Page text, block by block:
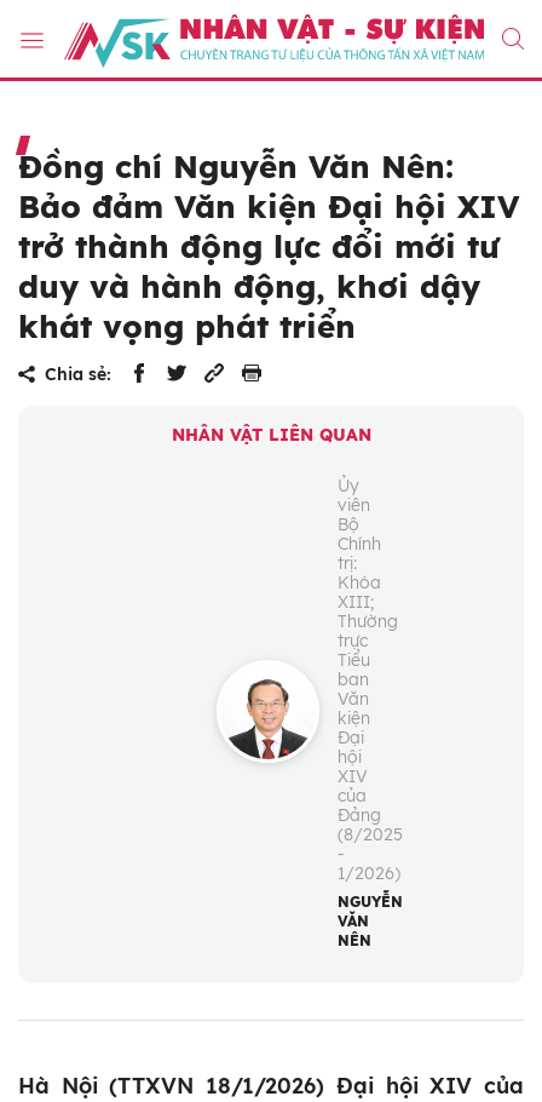
Đồng chí Nguyễn Văn Nên:
Bảo đảm Văn kiện Đại hội XIV
trở thành động lực đổi mới tư
duy và hành động, khơi dậy
khát vọng phát triển
Chia sẻ:
NHÂN VẬT LIÊN QUAN
Ủy
viên
Bộ
Chính
trị:
Khóa
XIII;
Thường
trực
Tiểu
ban
Văn
kiện
Đại
hội
XIV
của
Đảng
(8/2025
-
1/2026)
NGUYỄN
VĂN
NÊN
Hà Nội (TTXVN 18/1/2026) Đại hội XIV của